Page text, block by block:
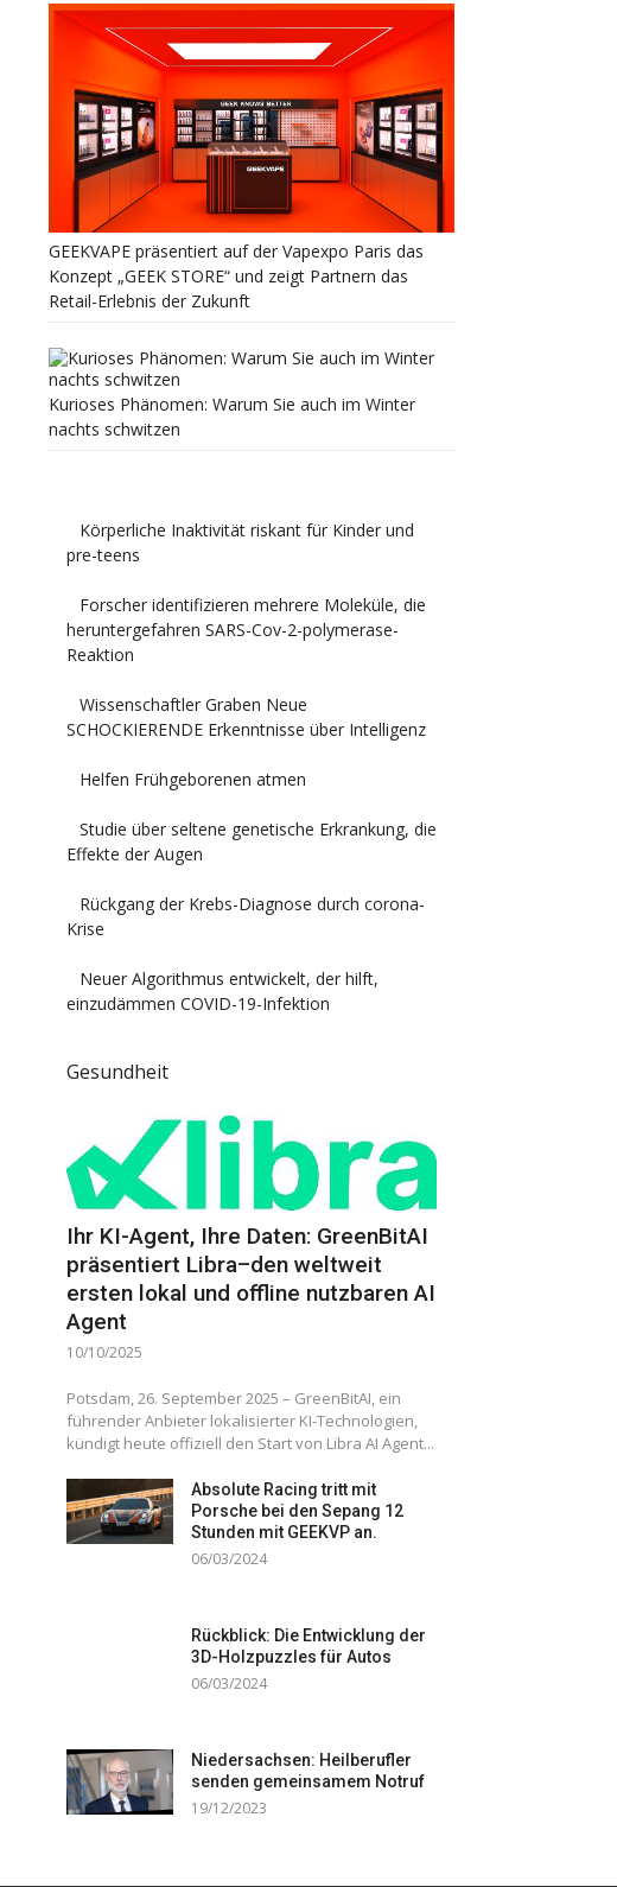
GEEKVAPE präsentiert auf der Vapexpo Paris das
Konzept „GEEK STORE“ und zeigt Partnern das
Retail-Erlebnis der Zukunft
Kurioses Phänomen: Warum Sie auch im Winter
nachts schwitzen
Körperliche Inaktivität riskant für Kinder und
pre-teens
Forscher identifizieren mehrere Moleküle, die
heruntergefahren SARS-Cov-2-polymerase-
Reaktion
Wissenschaftler Graben Neue
SCHOCKIERENDE Erkenntnisse über Intelligenz
Helfen Frühgeborenen atmen
Studie über seltene genetische Erkrankung, die
Effekte der Augen
Rückgang der Krebs-Diagnose durch corona-
Krise
Neuer Algorithmus entwickelt, der hilft,
einzudämmen COVID-19-Infektion
Gesundheit
Ihr KI-Agent, Ihre Daten: GreenBitAI
präsentiert Libra–den weltweit
ersten lokal und offline nutzbaren AI
Agent
10/10/2025
Potsdam, 26. September 2025 – GreenBitAI, ein
führender Anbieter lokalisierter KI-Technologien,
kündigt heute offiziell den Start von Libra AI Agent...
Absolute Racing tritt mit
Porsche bei den Sepang 12
Stunden mit GEEKVP an.
06/03/2024
Rückblick: Die Entwicklung der
3D-Holzpuzzles für Autos
06/03/2024
Niedersachsen: Heilberufler
senden gemeinsamem Notruf
19/12/2023